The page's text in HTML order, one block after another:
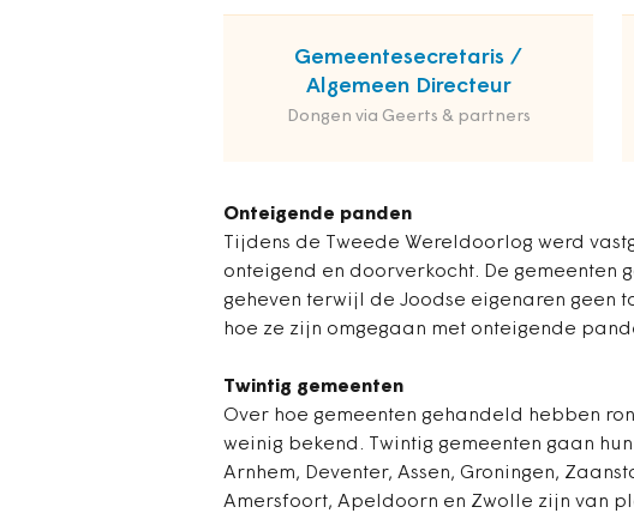
Gemeentesecretaris /
Algemeen Directeur
Dongen via Geerts & partners
Onteigende panden
Tijdens de Tweede Wereldoorlog werd
onteigend en doorverkocht. De gemeenten
geheven terwijl de Joodse eigenaren geen
hoe ze zijn omgegaan met onteigende
Twintig gemeenten
Over hoe gemeenten gehandeld hebben
weinig bekend. Twintig gemeenten gaan
Arnhem, Deventer, Assen, Groningen,
Amersfoort, Apeldoorn en Zwolle zijn van